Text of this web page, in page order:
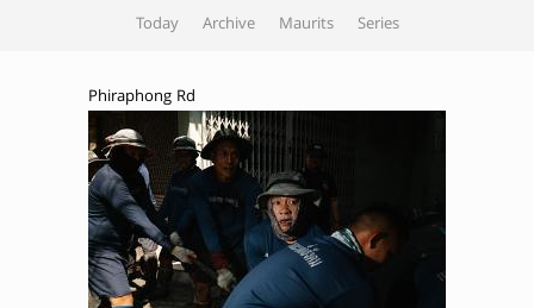
Today Archive Maurits Series
Phiraphong Rd